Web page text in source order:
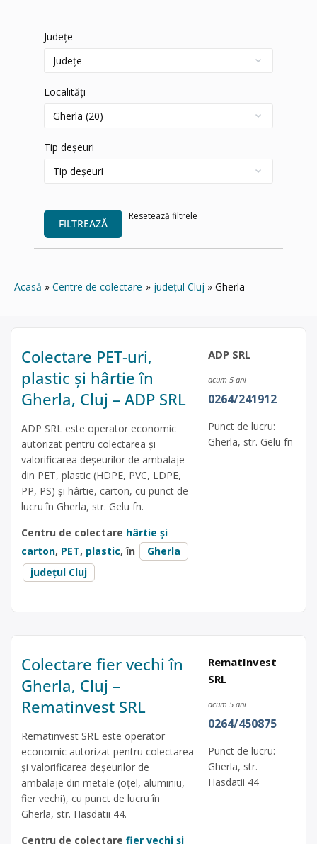
Județe
Localități
Tip deșeuri
FILTREAZĂ
Resetează filtrele
Acasă Centre de colectare județul Cluj Gherla
Colectare PET-uri,
plastic și hârtie în
Gherla, Cluj – ADP SRL
ADP SRL este operator economic
autorizat pentru colectarea și
valorificarea deșeurilor de ambalaje
din PET, plastic (HDPE, PVC, LDPE,
PP, PS) și hârtie, carton, cu punct de
lucru în Gherla, str. Gelu fn.
Centru de colectare hârtie și
carton, PET, plastic, în
Gherla
județul Cluj
ADP SRL
acum 5 ani
0264/241912
Punct de lucru:
Gherla, str. Gelu fn
Colectare fier vechi în
Gherla, Cluj –
Rematinvest SRL
Rematinvest SRL este operator
economic autorizat pentru colectarea
și valorificarea deșeurilor de
ambalaje din metale (oțel, aluminiu,
fier vechi), cu punct de lucru în
Gherla, str. Hasdatii 44.
Centru de colectare fier vechi și
RematInvest
SRL
acum 5 ani
0264/450875
Punct de lucru:
Gherla, str.
Hasdatii 44